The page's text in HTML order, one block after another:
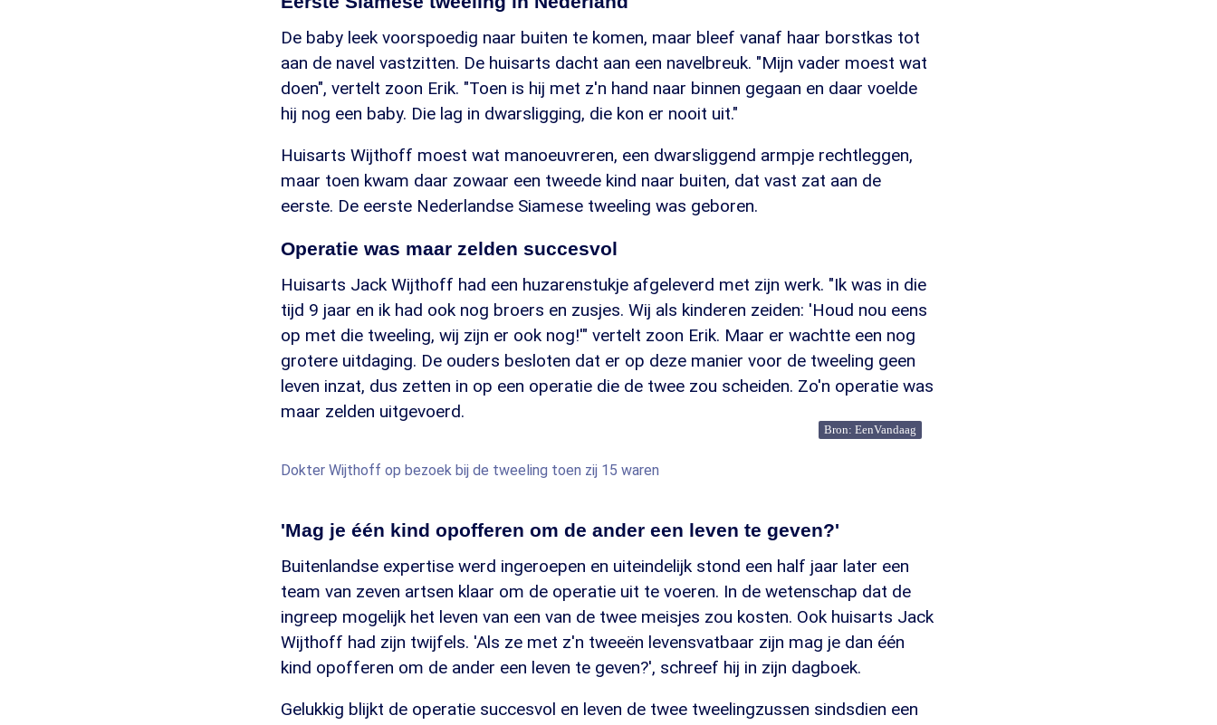
De baby leek voorspoedig naar buiten te komen, maar bleef vanaf haar borstkas tot
aan de navel vastzitten. De huisarts dacht aan een navelbreuk. "Mijn vader moest wat
doen", vertelt zoon Erik. "Toen is hij met z'n hand naar binnen gegaan en daar voelde
hij nog een baby. Die lag in dwarsligging, die kon er nooit uit."
Huisarts Wijthoff moest wat manoeuvreren, een dwarsliggend armpje rechtleggen,
maar toen kwam daar zowaar een tweede kind naar buiten, dat vast zat aan de
eerste. De eerste Nederlandse Siamese tweeling was geboren.
Operatie was maar zelden succesvol
Huisarts Jack Wijthoff had een huzarenstukje afgeleverd met zijn werk. "Ik was in die
tijd 9 jaar en ik had ook nog broers en zusjes. Wij als kinderen zeiden: 'Houd nou eens
op met die tweeling, wij zijn er ook nog!'" vertelt zoon Erik. Maar er wachtte een nog
grotere uitdaging. De ouders besloten dat er op deze manier voor de tweeling geen
leven inzat, dus zetten in op een operatie die de twee zou scheiden. Zo'n operatie was
maar zelden uitgevoerd.
Bron: EenVandaag
Dokter Wijthoff op bezoek bij de tweeling toen zij 15 waren
'Mag je één kind opofferen om de ander een leven te geven?'
Buitenlandse expertise werd ingeroepen en uiteindelijk stond een half jaar later een
team van zeven artsen klaar om de operatie uit te voeren. In de wetenschap dat de
ingreep mogelijk het leven van een van de twee meisjes zou kosten. Ook huisarts Jack
Wijthoff had zijn twijfels. 'Als ze met z'n tweeën levensvatbaar zijn mag je dan één
kind opofferen om de ander een leven te geven?', schreef hij in zijn dagboek.
Gelukkig blijkt de operatie succesvol en leven de twee tweelingzussen sindsdien een